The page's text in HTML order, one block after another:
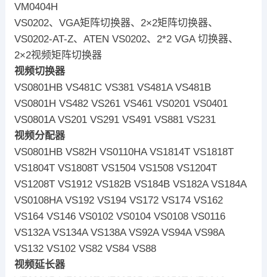
VM0404H
VS0202、VGA矩阵切换器、2×2矩阵切换器、
VS0202-AT-Z、ATEN VS0202、2*2 VGA 切换器、
2×2视频矩阵切换器
视频切换器
VS0801HB VS481C VS381 VS481A VS481B
VS0801H VS482 VS261 VS461 VS0201 VS0401
VS0801A VS201 VS291 VS491 VS881 VS231
视频分配器
VS0801HB VS82H VS0110HA VS1814T VS1818T
VS1804T VS1808T VS1504 VS1508 VS1204T
VS1208T VS1912 VS182B VS184B VS182A VS184A
VS0108HA VS192 VS194 VS172 VS174 VS162
VS164 VS146 VS0102 VS0104 VS0108 VS0116
VS132A VS134A VS138A VS92A VS94A VS98A
VS132 VS102 VS82 VS84 VS88
视频延长器